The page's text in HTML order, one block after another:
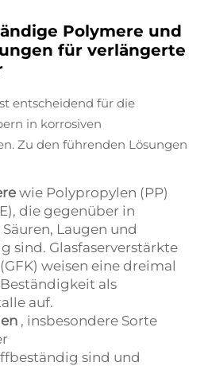
Polymere und
für verlängerte
entscheidend für die
in korrosiven
Zu den führenden Lösungen
wie Polypropylen (PP)
die gegenüber in
Laugen und
sind. Glasfaserverstärkte
weisen eine dreimal
als
auf.
, insbesondere Sorte
sind und